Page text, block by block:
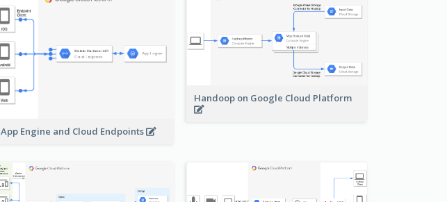
App Engine and Cloud Endpoints
Handoop on Google Cloud Platform